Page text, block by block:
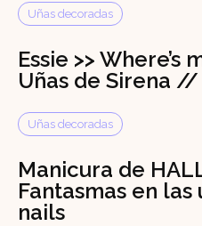
Uñas decoradas
Essie >>
Uñas de Sirena
Uñas decoradas
Manicura de
Fantasmas en
nails